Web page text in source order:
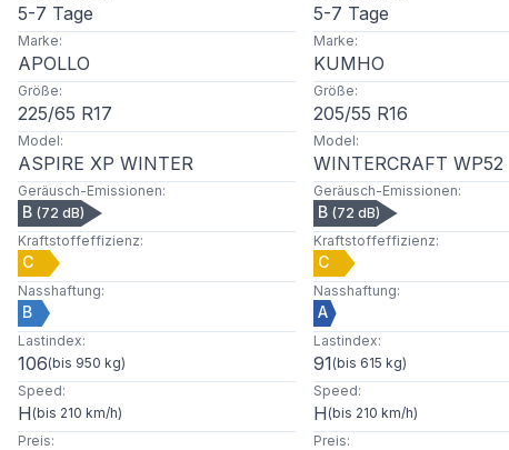
5-7 Tage
Marke:
APOLLO
Größe:
225/65 R17
Model:
ASPIRE XP WINTER
Geräusch-Emissionen:
B (72 dB)
Kraftstoffeffizienz:
C
Nasshaftung:
B
Lastindex:
106(bis 950 kg)
Speed:
H (bis 210 km/h)
Preis:
5-7 Tage
Marke:
KUMHO
Größe:
205/55 R16
Model:
WINTERCRAFT WP52
Geräusch-Emissionen:
B (72 dB)
Kraftstoffeffizienz:
C
Nasshaftung:
A
Lastindex:
91(bis 615 kg)
Speed:
H (bis 210 km/h)
Preis: